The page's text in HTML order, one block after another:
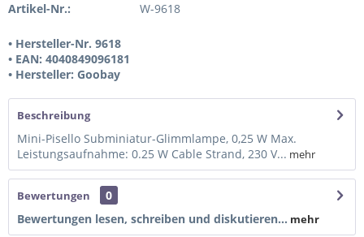
Artikel-Nr.: W-9618
• Hersteller-Nr. 9618
• EAN: 4040849096181
• Hersteller: Goobay
Beschreibung
Mini-Pisello Subminiatur-Glimmlampe, 0,25 W Max.
Leistungsaufnahme: 0.25 W Cable Strand, 230 V... mehr
Bewertungen
0
Bewertungen lesen, schreiben und diskutieren... mehr